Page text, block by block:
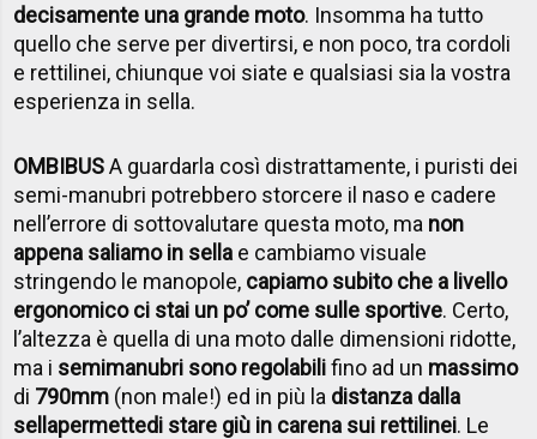
decisamente una grande moto. Insomma ha tutto
quello che serve per divertirsi, e non poco, tra cordoli
e rettilinei, chiunque voi siate e qualsiasi sia la vostra
esperienza in sella.
OMBIBUSA guardarla così distrattamente, i puristi dei
semi-manubri potrebbero storcere il naso e cadere
nell’errore di sottovalutare questa moto, ma non
appena saliamo in sella e cambiamo visuale
stringendo le manopole, capiamo subito che a livello
ergonomico ci stai un po’ come sulle sportive. Certo,
l’altezza è quella di una moto dalle dimensioni ridotte,
ma i semimanubri sono regolabilifino ad un massimo
di 790mm (non male!) ed in più la distanza dalla
sellapermettedi stare giù in carena sui rettilinei. Le